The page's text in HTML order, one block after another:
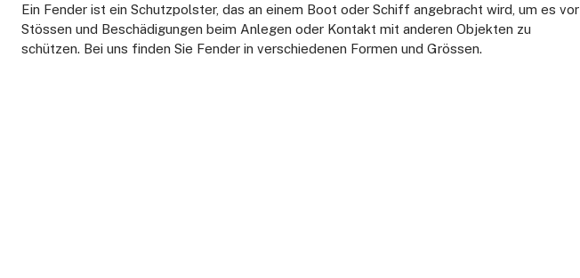
Ein Fender ist ein Schutzpolster, das an einem Boot oder Schiff angebracht wird, um es vor
Stössen und Beschädigungen beim Anlegen oder Kontakt mit anderen Objekten zu
schützen. Bei uns finden Sie Fender in verschiedenen Formen und Grössen.